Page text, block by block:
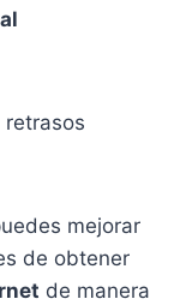
mejorar
de obtener
de manera